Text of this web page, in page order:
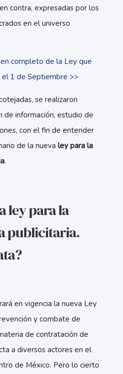
contra, expresadas por los
en el universo
completo de la Ley que
1 de Septiembre >>
se realizaron
de información, estudio de
con el fin de entender
de la nueva ley para la
.
ley para la
publicitaria.
en vigencia la nueva Ley
y combate de
de contratación de
a diversos actores en el
de México. Pero lo cierto